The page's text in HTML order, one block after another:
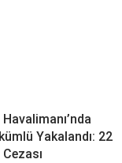
Yakalandı: 22